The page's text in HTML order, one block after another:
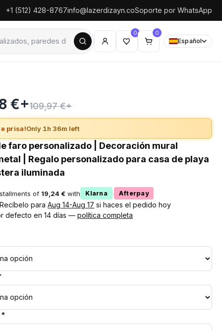
+1 (512) 428-8767info@lazerdizayn.coSoporte por WhatsApp
0 0
Español
€+109,97 €+
prisa!Only 1h 36m left
faro personalizado | Decoración mural
| Regalo personalizado para casa de playa
iluminada
of 19,24 € with Klarna · Afterpay
paraAug 14-Aug 17 si haces el pedido hoy
defecto en 14 días —política completa